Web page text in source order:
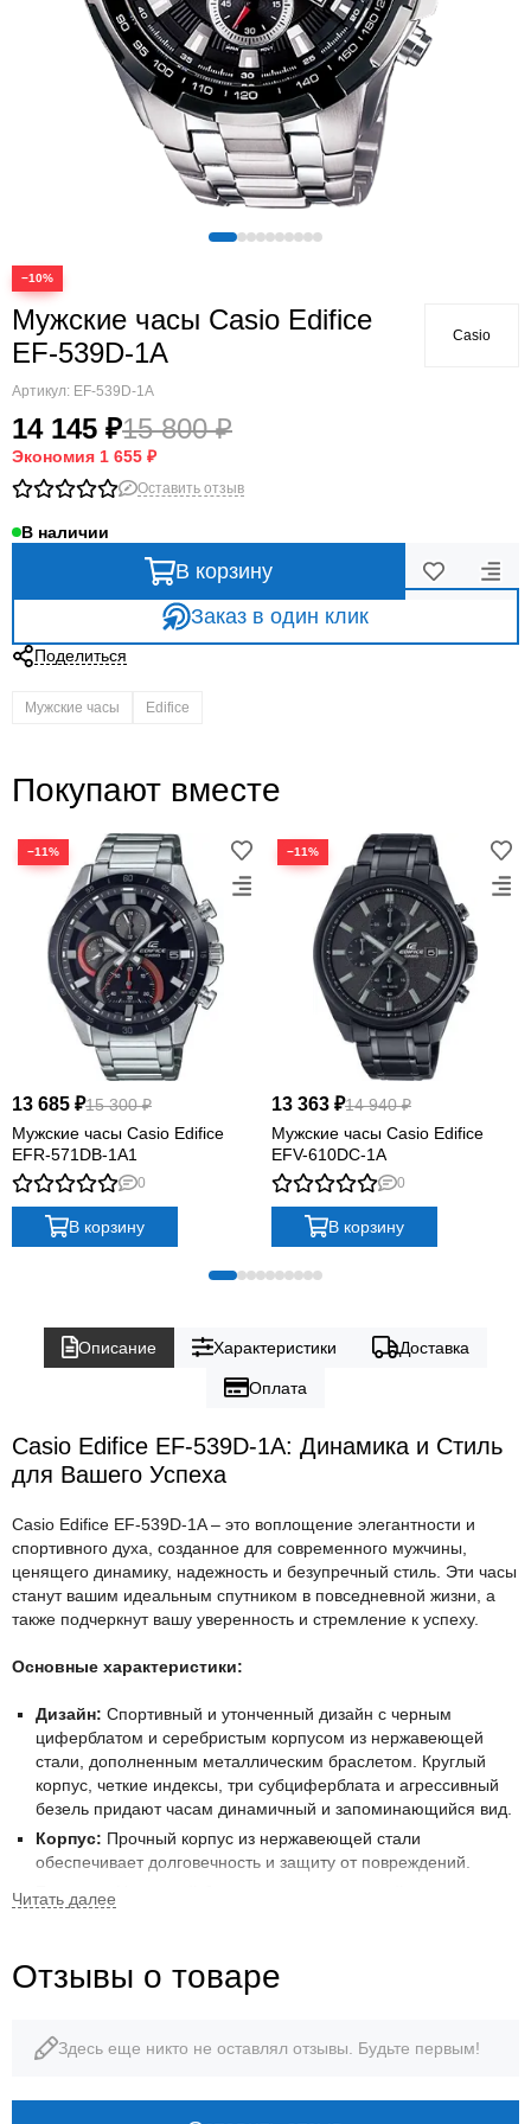
−10%
Мужские часы Casio Edifice
EF-539D-1A
Артикул: EF-539D-1A
14 145 ₽15 800 ₽
Экономия 1 655 ₽
Casio
Оставить отзыв
В наличии
В корзину
Заказ в один клик
Поделиться
Мужские часы Edifice
Покупают вместе
−11%
13 685 ₽15 300 ₽
Мужские часы Casio Edifice
EFR-571DB-1A1
0
В корзину
−11%
13 363 ₽14 940 ₽
Мужские часы Casio Edifice
EFV-610DC-1A
0
В корзину
Описание Характеристики Доставка
Оплата
Casio Edifice EF-539D-1A: Динамика и Стиль
для Вашего Успеха
Casio Edifice EF-539D-1A – это воплощение элегантности и
спортивного духа, созданное для современного мужчины,
ценящего динамику, надежность и безупречный стиль. Эти часы
станут вашим идеальным спутником в повседневной жизни, а
также подчеркнут вашу уверенность и стремление к успеху.
Основные характеристики:
Дизайн: Спортивный и утонченный дизайн с черным
циферблатом и серебристым корпусом из нержавеющей
стали, дополненным металлическим браслетом. Круглый
корпус, четкие индексы, три субциферблата и агрессивный
безель придают часам динамичный и запоминающийся вид.
Корпус: Прочный корпус из нержавеющей стали
обеспечивает долговечность и защиту от повреждений.
Циферблат:
Черный циферблат с четкими индексами и
стрелками, обеспечивающими отличную читаемость. Три
хронографа, добавляя функциональности и спортивного
шарма.
Отзывы о товаре
Здесь еще никто не оставлял отзывы. Будьте первым!